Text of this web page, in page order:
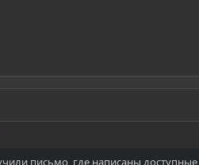
письмо, где написаны